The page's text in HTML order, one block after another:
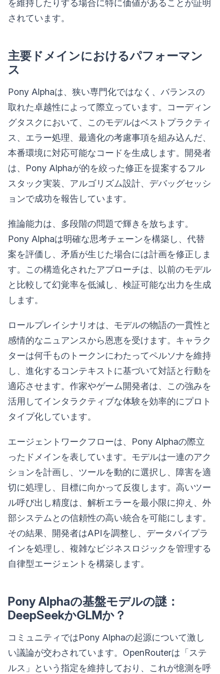
を維持したりする場合に特に価値があることが証明
されています。
主要ドメインにおけるパフォーマン
ス
Pony Alphaは、狭い専門化ではなく、バランスの
取れた卓越性によって際立っています。コーディン
グタスクにおいて、このモデルはベストプラクティ
ス、エラー処理、最適化の考慮事項を組み込んだ、
本番環境に対応可能なコードを生成します。開発者
は、Pony Alphaが的を絞った修正を提案するフル
スタック実装、アルゴリズム設計、デバッグセッシ
ョンで成功を報告しています。
推論能力は、多段階の問題で輝きを放ちます。
Pony Alphaは明確な思考チェーンを構築し、代替
案を評価し、矛盾が生じた場合には計画を修正しま
す。この構造化されたアプローチは、以前のモデル
と比較して幻覚率を低減し、検証可能な出力を生成
します。
ロールプレイシナリオは、モデルの物語の一貫性と
感情的なニュアンスから恩恵を受けます。キャラク
ターは何千ものトークンにわたってペルソナを維持
し、進化するコンテキストに基づいて対話と行動を
適応させます。作家やゲーム開発者は、この強みを
活用してインタラクティブな体験を効率的にプロト
タイプ化しています。
エージェントワークフローは、Pony Alphaの際立
ったドメインを表しています。モデルは一連のアク
ションを計画し、ツールを動的に選択し、障害を適
切に処理し、目標に向かって反復します。高いツー
ル呼び出し精度は、解析エラーを最小限に抑え、外
部システムとの信頼性の高い統合を可能にします。
その結果、開発者はAPIを調整し、データパイプラ
インを処理し、複雑なビジネスロジックを管理する
自律型エージェントを構築します。
Pony Alphaの基盤モデルの謎：
DeepSeekかGLMか？
コミュニティではPony Alphaの起源について激し
い議論が交わされています。OpenRouterは「ステ
ルス」という指定を維持しており、これが憶測を呼